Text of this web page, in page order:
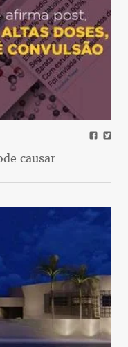
causar